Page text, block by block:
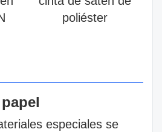
poliéster
especiales se